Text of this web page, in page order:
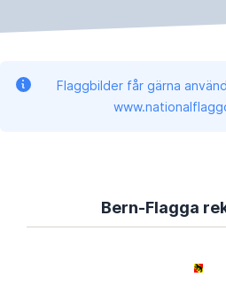
Flaggbilder får gärna
Bern-Flagga